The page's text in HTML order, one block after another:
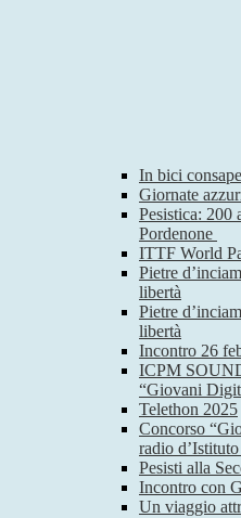
In bici
Giornate
Pesistica: 200
Pordenone
ITTF World
Pietre
libertà
Pietre
libertà
Incontro 26
ICPM
“Giovani
Telethon 2025
Concorso
radio
Pesisti alla
Incontro con
Un viaggio